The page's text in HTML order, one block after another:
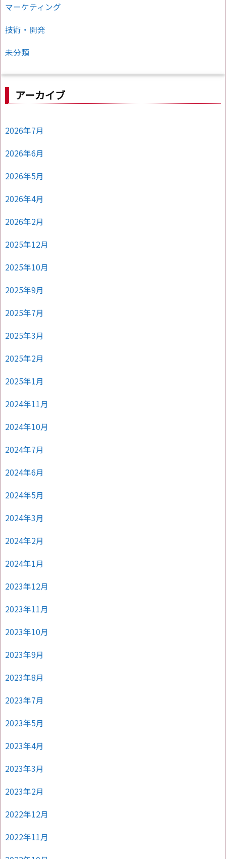
マーケティング
技術・開発
未分類
アーカイブ
2026年7月
2026年6月
2026年5月
2026年4月
2026年2月
2025年12月
2025年10月
2025年9月
2025年7月
2025年3月
2025年2月
2025年1月
2024年11月
2024年10月
2024年7月
2024年6月
2024年5月
2024年3月
2024年2月
2024年1月
2023年12月
2023年11月
2023年10月
2023年9月
2023年8月
2023年7月
2023年5月
2023年4月
2023年3月
2023年2月
2022年12月
2022年11月